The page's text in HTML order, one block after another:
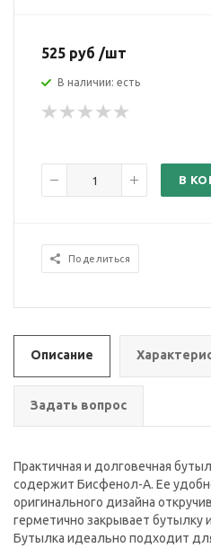
525 руб /шт
В наличии: есть
В
Поделиться
Описание
Задать вопрос
Практичная и долговечная
содержит Бисфенол-А. Ее
оригинального дизайна
герметично закрывает бутылку
Бутылка идеально подходит